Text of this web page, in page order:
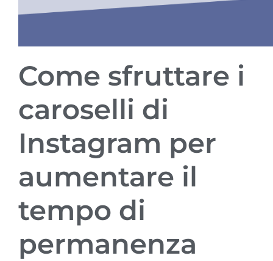
Come sfruttare i
caroselli di
Instagram per
aumentare il
tempo di
permanenza